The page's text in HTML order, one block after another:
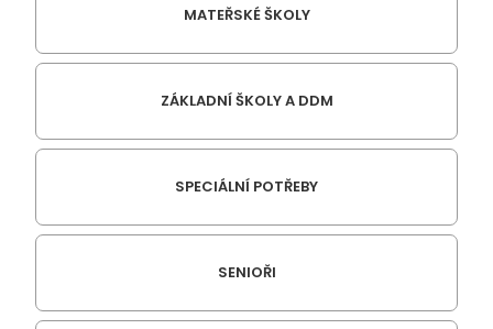
MATEŘSKÉ ŠKOLY
ZÁKLADNÍ ŠKOLY A DDM
SPECIÁLNÍ POTŘEBY
SENIOŘI